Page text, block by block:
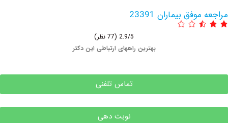
بیماران 23391
بهترین راههای ارتباطی این دکتر
تماس تلفنی
نوبت دهی